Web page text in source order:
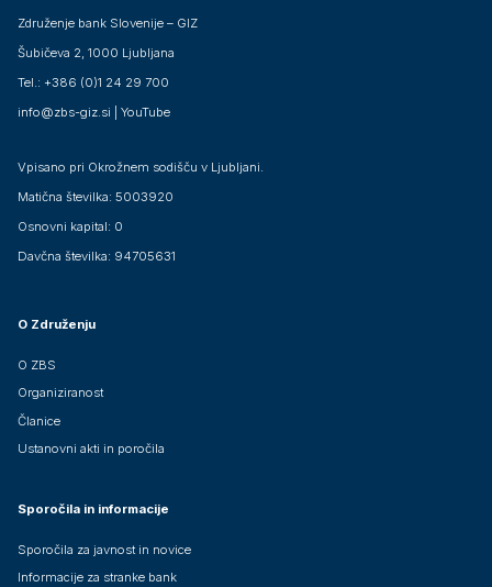
Združenje bank Slovenije – GIZ
Šubičeva 2, 1000 Ljubljana
Tel.: +386 (0)1 24 29 700
info@zbs-giz.si
YouTube
Vpisano pri Okrožnem sodišču v Ljubljani.
Matična številka: 5003920
Osnovni kapital: 0
Davčna številka: 94705631
O Združenju
O ZBS
Organiziranost
Članice
Ustanovni akti in poročila
Sporočila in informacije
Sporočila za javnost in novice
Informacije za stranke bank